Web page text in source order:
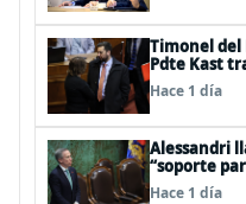
Timonel del
Pdte Kast
oficialismo:
Hace 1 día
Alessandri
“soporte
internas
Hace 1 día